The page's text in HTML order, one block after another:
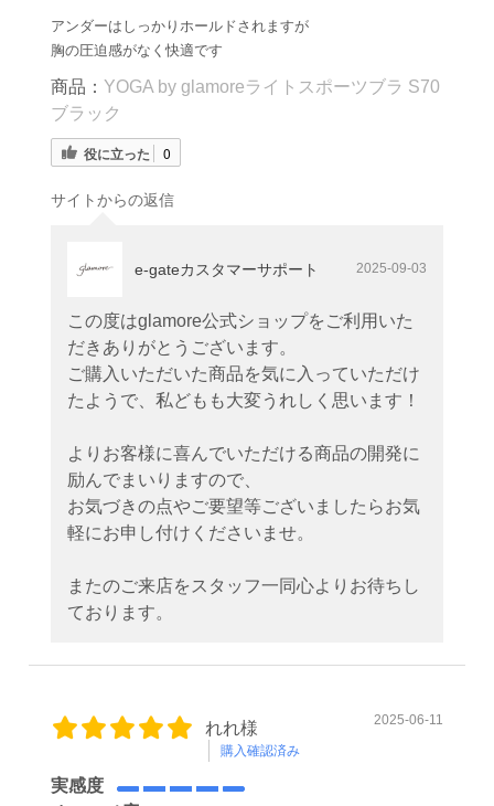
アンダーはしっかりホールドされますが
胸の圧迫感がなく快適です
商品： YOGA by glamoreライトスポーツブラ S70
ブラック
役に立った 0
サイトからの返信
e-gateカスタマーサポート 2025-09-03
この度はglamore公式ショップをご利用いた
だきありがとうございます。
ご購入いただいた商品を気に入っていただけ
たようで、私どもも大変うれしく思います！
よりお客様に喜んでいただける商品の開発に
励んでまいりますので、
お気づきの点やご要望等ございましたらお気
軽にお申し付けくださいませ。
またのご来店をスタッフ一同心よりお待ちし
ております。
れれ様
購入確認済み
2025-06-11
実感度